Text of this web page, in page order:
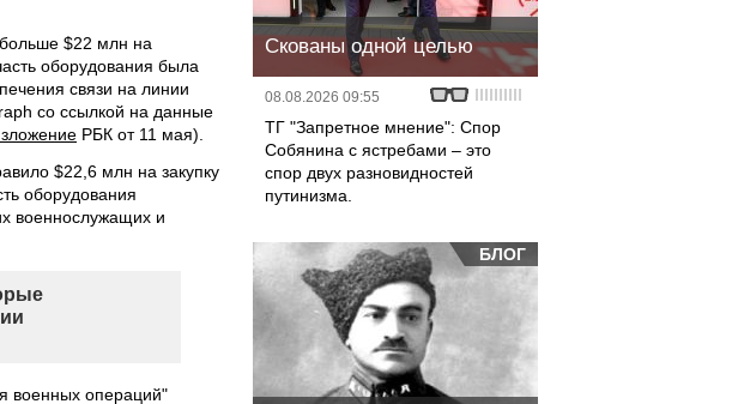
$22 млн на
оборудования была
связи на линии
со ссылкой на данные
РБК от 11 мая).
$22,6 млн на закупку
оборудования
военнослужащих и
военных операций"
Скованы одной целью
08.08.2026 09:55
ТГ "Запретное мнение": Спор
Собянина с ястребами – это
спор двух разновидностей
путинизма.
БЛОГ